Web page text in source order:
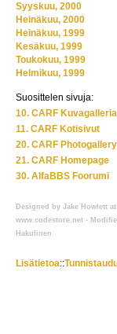
Syyskuu, 2000
Heinäkuu, 2000
Heinäkuu, 1999
Kesäkuu, 1999
Toukokuu, 1999
Helmikuu, 1999
Suosittelen sivuja:
10. CARF Kuvagalleria
11. CARF Kotisivut
20. CARF Photogallery
21. CARF Homepage
30. AlfaBBS Foorumi
Designed by Jake Howlett at
www.codestore.net -
Hakulinen
Lisätietoa::